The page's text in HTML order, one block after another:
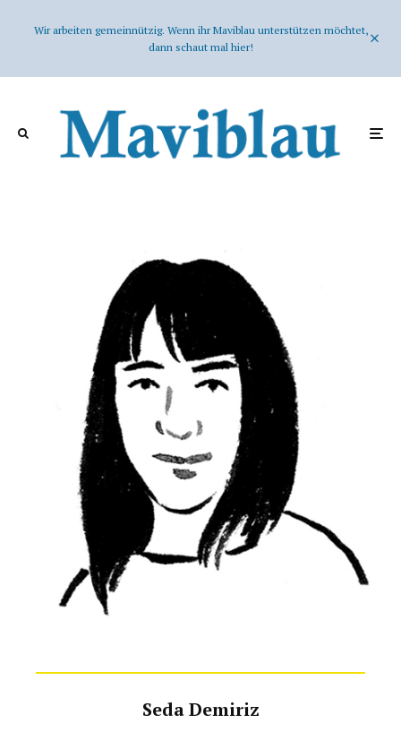
Wir arbeiten gemeinnützig. Wenn ihr Maviblau unterstützen möchtet,
dann schaut mal hier!
Seda Demiriz